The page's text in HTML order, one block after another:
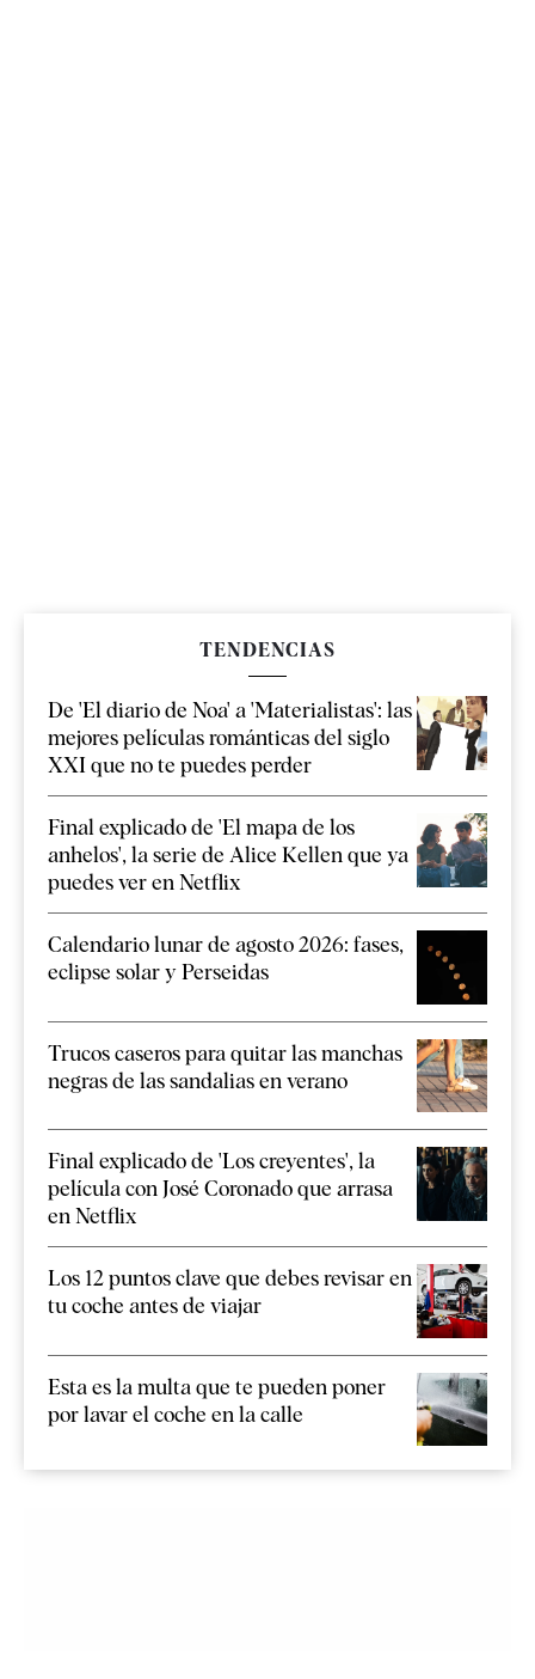
TENDENCIAS
De 'El diario de Noa' a 'Materialistas': las
mejores películas románticas del siglo
XXI que no te puedes perder
Final explicado de 'El mapa de los
anhelos', la serie de Alice Kellen que ya
puedes ver en Netflix
Calendario lunar de agosto 2026: fases,
eclipse solar y Perseidas
Trucos caseros para quitar las manchas
negras de las sandalias en verano
Final explicado de 'Los creyentes', la
película con José Coronado que arrasa
en Netflix
Los 12 puntos clave que debes revisar en
tu coche antes de viajar
Esta es la multa que te pueden poner
por lavar el coche en la calle